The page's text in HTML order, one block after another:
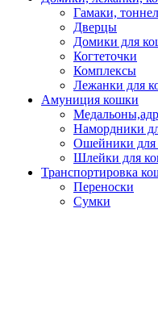
Гамаки,
Дверцы
Домики для
Когтеточки
Комплексы
Лежанки для
Амуниция кошки
Намордники
Ошейники для
Шлейки для
Транспортировка
Переноски
Сумки